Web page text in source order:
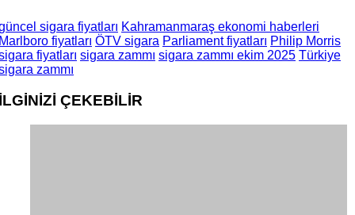
sigara fiyatları Kahramanmaraş ekonomi haberleri
fiyatları ÖTV sigara Parliament fiyatları Philip Morris
fiyatları sigara zammı sigara zammı ekim 2025 Türkiye
zammı
ÇEKEBİLİR